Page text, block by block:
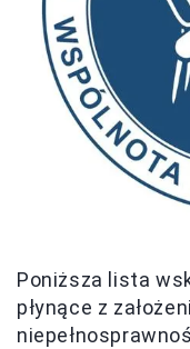
Poniższa lista
płynące z